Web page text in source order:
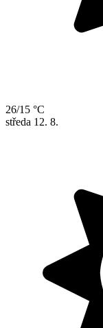
26/15 °C
středa 12. 8.